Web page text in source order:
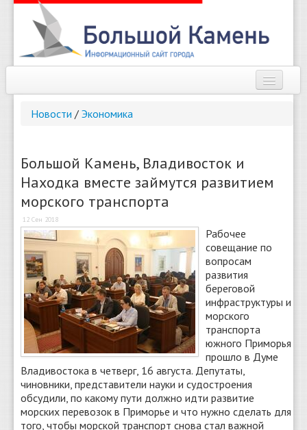
Справочник
Погода
О сайте
Новости / Экономика
Большой Камень, Владивосток и
Находка вместе займутся развитием
морского транспорта
12 Сен 2018
Рабочее
совещание по
вопросам
развития
береговой
инфраструктуры и
морского
транспорта
южного Приморья
прошло в Думе
Владивостока в четверг, 16 августа. Депутаты,
чиновники, представители науки и судостроения
обсудили, по какому пути должно идти развитие
морских перевозок в Приморье и что нужно сделать для
того, чтобы морской транспорт снова стал важной